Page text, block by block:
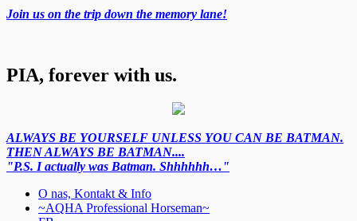
Join us on the trip down the memory lane!
PIA, forever with us.
ALWAYS BE YOURSELF UNLESS YOU CAN BE BATMAN.
THEN ALWAYS BE BATMAN....
"P.S. I actually was Batman. Shhhhhh…"
O nas, Kontakt & Info
~AQHA Professional Horseman~